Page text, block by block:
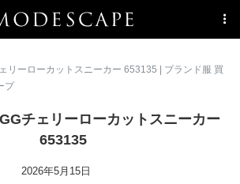
リーローカットスニーカー 653135 | ブランド服 買
プ
チェリーローカットスニーカー
653135
2026年5月15日